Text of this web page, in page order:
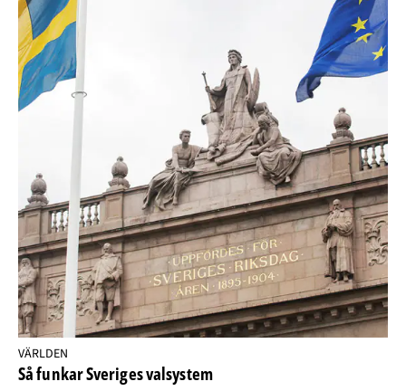
VÄRLDEN
Så funkar Sveriges valsystem